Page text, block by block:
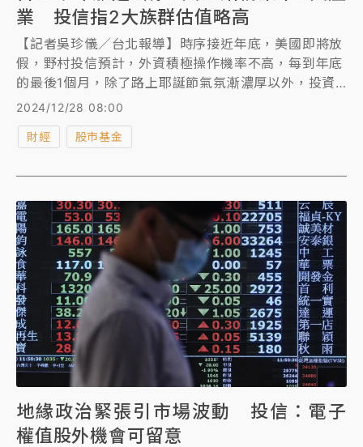
業 投信指2大族群估值略高
【記者吳珍儀／台北報導】時序接近年底，美國即將放
假，野村投信預計，外資積極操作機率不高，每到年底
的最後1個月，除了路上耶誕節氣氛漸濃厚以外，投資
人也檢視一整年投資成果，受惠AI浪潮，台股今年整體
表現亮眼，加權報酬指數年初以來漲幅接近3成，前三
大產業集中在「半導體」、「金融保險」與「電腦及週
2024/12/28 08:00
財經 股市基金
地緣政治緊張引市場波動 投信：電子
權值股外機會可留意